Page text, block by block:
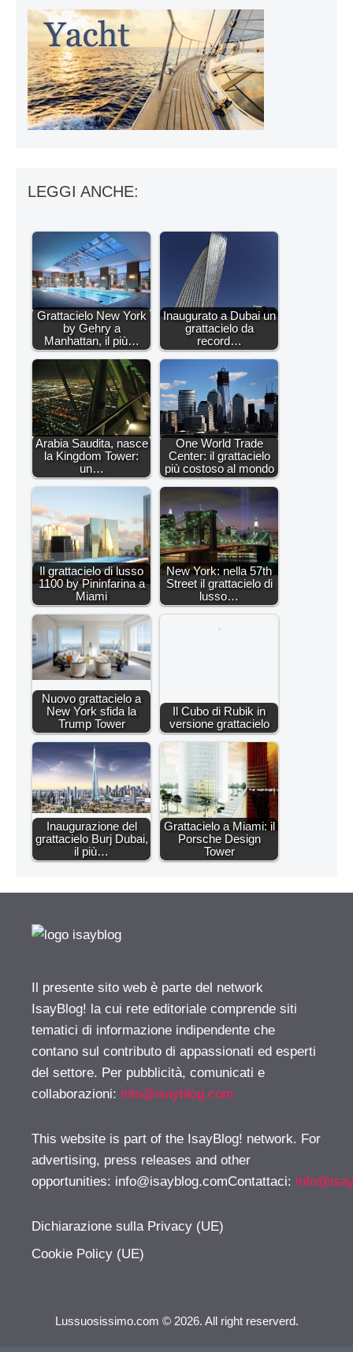
LEGGI ANCHE:
Grattacielo New York
by Gehry a
Manhattan, il più…
Inaugurato a Dubai un
grattacielo da
record…
Arabia Saudita, nasce
la Kingdom Tower:
un…
One World Trade
Center: il grattacielo
più costoso al mondo
Il grattacielo di lusso
1100 by Pininfarina a
Miami
New York: nella 57th
Street il grattacielo di
lusso…
Nuovo grattacielo a
New York sfida la
Trump Tower
Il Cubo di Rubik in
versione grattacielo
Inaugurazione del
grattacielo Burj Dubai,
il più…
Grattacielo a Miami: il
Porsche Design
Tower
Il presente sito web è parte del network
IsayBlog! la cui rete editoriale comprende siti
tematici di informazione indipendente che
contano sul contributo di appassionati ed esperti
del settore. Per pubblicità, comunicati e
collaborazioni: info@isayblog.com
This website is part of the IsayBlog! network. For
advertising, press releases and other
opportunities: info@isayblog.comContattaci:
Dichiarazione sulla Privacy (UE)
Cookie Policy (UE)
Lussuosissimo.com © 2026. All right reserverd.